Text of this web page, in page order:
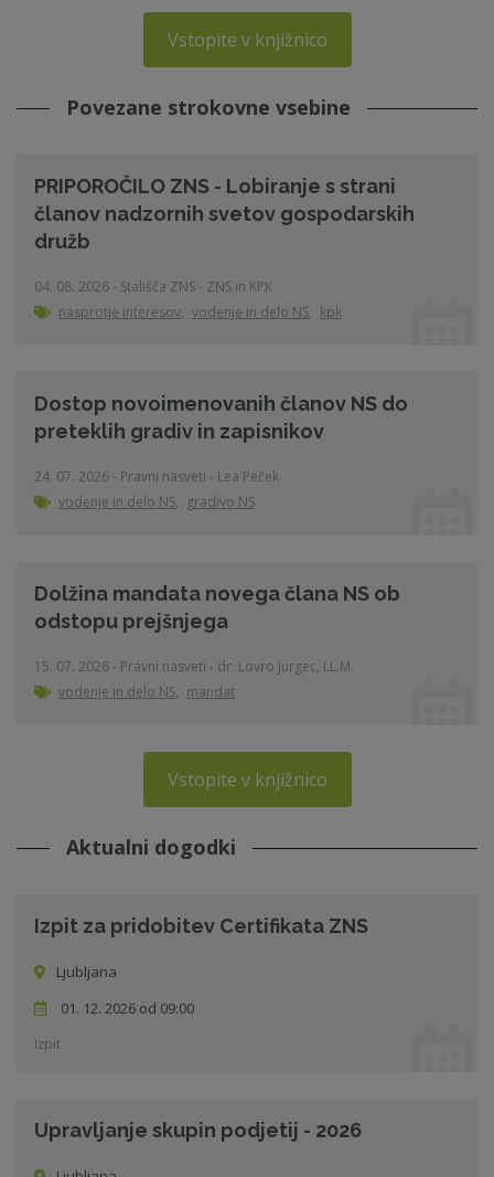
Vstopite v knjižnico
Povezane strokovne vsebine
PRIPOROČILO ZNS - Lobiranje s strani
članov nadzornih svetov gospodarskih
družb
04. 08. 2026 - Stališča ZNS - ZNS in KPK
nasprotje interesov, vodenje in delo NS, kpk
Dostop novoimenovanih članov NS do
preteklih gradiv in zapisnikov
24. 07. 2026 - Pravni nasveti - Lea Peček
vodenje in delo NS, gradivo NS
Dolžina mandata novega člana NS ob
odstopu prejšnjega
15. 07. 2026 - Pravni nasveti - dr. Lovro Jurgec, LL.M.
vodenje in delo NS, mandat
Vstopite v knjižnico
Aktualni dogodki
Izpit za pridobitev Certifikata ZNS
Ljubljana
01. 12. 2026 od 09:00
Izpit
Upravljanje skupin podjetij - 2026